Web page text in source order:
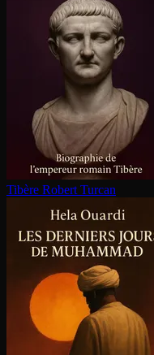
Tibère Robert Turcan